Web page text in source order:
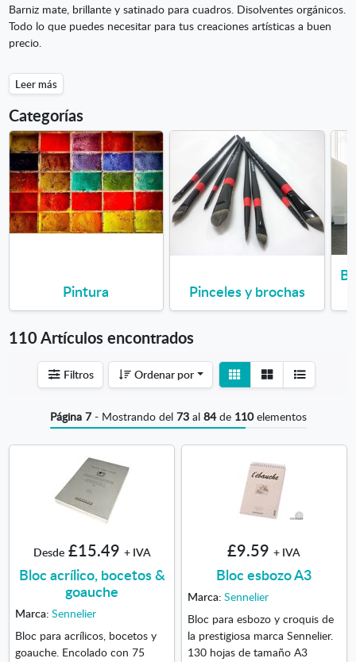
Barniz mate, brillante y satinado para cuadros. Disolventes orgánicos.
Todo lo que puedes necesitar para tus creaciones artísticas a buen
precio.
Leer más
Categorías
Pintura Pinceles y brochas
110 Artículos encontrados
Filtros Ordenar por
detalle
Ver
listado
Página 7- Mostrando del 73al 84de 110elementos
Desde £15.49 + IVA
Bloc acrílico, bocetos &
goauche
Marca: Sennelier
Bloc para acrílicos, bocetos y
goauche. Encolado con 75
£9.59 + IVA
Bloc esbozo A3
Marca: Sennelier
Bloc para esbozo y croquis de
la prestigiosa marca Sennelier.
130 hojas de tamaño A3